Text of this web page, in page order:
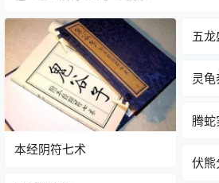
本经阴符七术
五龙
灵龟
腾蛇
伏熊